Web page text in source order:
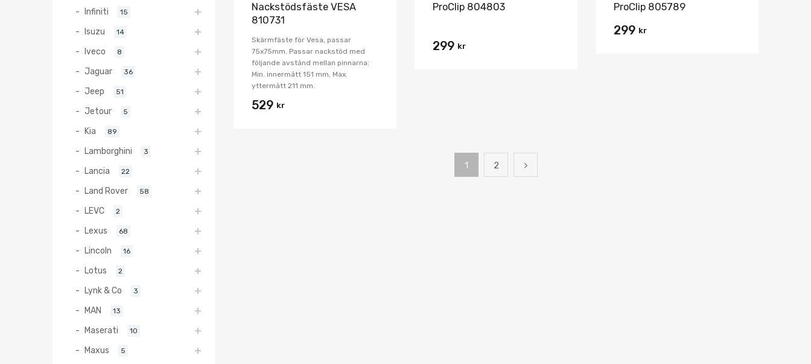
Nackstödsfäste VESA
810731
Skärmfäste för Vesa, passar
75x75mm. Passar nackstöd med
följande avstånd mellan pinnarna:
Min. innermått 151 mm, Max.
yttermått 211 mm.
529 kr
ProClip 804803
299 kr
ProClip 805789
299 kr
1 2
Infiniti 15
Isuzu 14
Iveco 8
Jaguar 36
Jeep 51
Jetour 5
Kia 89
Lamborghini 3
Lancia 22
Land Rover 58
LEVC 2
Lexus 68
Lincoln 16
Lotus 2
Lynk & Co 3
MAN 13
Maserati 10
Maxus 5